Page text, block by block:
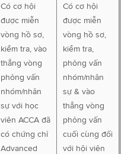
Có cơ hội
được miễn
vòng hồ sơ,
kiểm tra, vào
thẳng vòng
phỏng vấn
nhóm/nhân
sự với học
viên ACCA đã
có chứng chỉ
Advanced
Có cơ hội
được miễn
vòng hồ sơ,
kiểm tra,
phỏng vấn
nhóm/nhân
sự & vào
thẳng vòng
phỏng vấn
cuối cùng đối
với hội viên